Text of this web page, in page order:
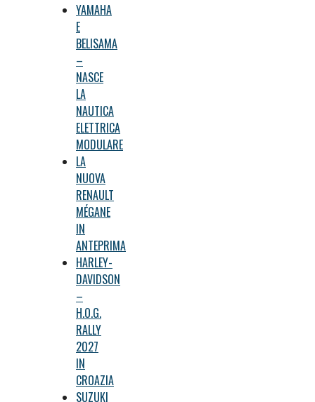
YAMAHA
E
BELISAMA
–
NASCE
LA
NAUTICA
ELETTRICA
MODULARE
LA
NUOVA
RENAULT
MÉGANE
IN
ANTEPRIMA
HARLEY-
DAVIDSON
–
H.O.G.
RALLY
2027
IN
CROAZIA
SUZUKI